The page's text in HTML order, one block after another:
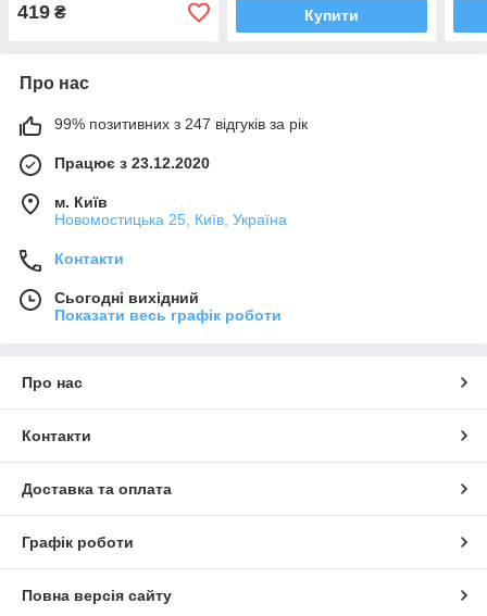
419 ₴ Купити
Про нас
99% позитивних з 247 відгуків за рік
Працює з 23.12.2020
м. Київ
Новомостицька 25, Київ, Україна
Контакти
Сьогодні вихідний
Показати весь графік роботи
Про нас
Контакти
Доставка та оплата
Графік роботи
Повна версія сайту